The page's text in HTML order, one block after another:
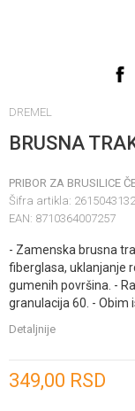
DREMEL
BRUSNA
PRIBOR ZA BRUSILICE
Šifra artikla: 2615043132
EAN: 8710364007257
- Zamenska brusna
fiberglasa, uklanjanje
gumenih površina. -
granulacija 60. - Obim
Detaljnije
349,00 RSD